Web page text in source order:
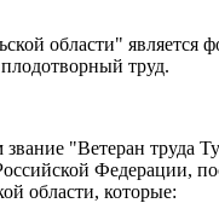
области" является
труд.
"Ветеран труда
Федерации,
области, которые: